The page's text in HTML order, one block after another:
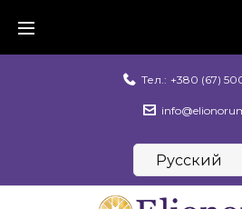
content
Тел.: +380 (67)
Выбрать
язык